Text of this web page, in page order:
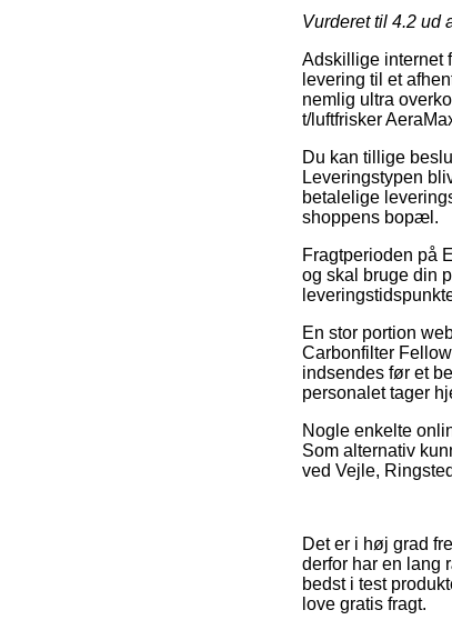
Vurderet til 4.2 ud
Adskillige internet
levering til et
nemlig ultra
t/luftfrisker
Du kan tillige
Leveringstypen
betalelige
shoppens bopæl.
Fragtperioden på
og skal bruge din
En stor portion
Carbonfilter
indsendes før et
personalet tager
Nogle enkelte
Som alternativ
ved Vejle,
Det er i høj grad
derfor har en lang
bedst i test
love gratis fragt.